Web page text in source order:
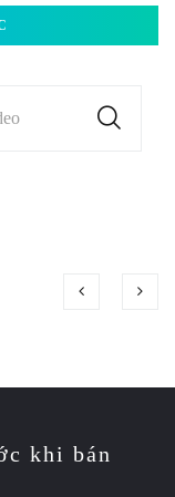
khi bán